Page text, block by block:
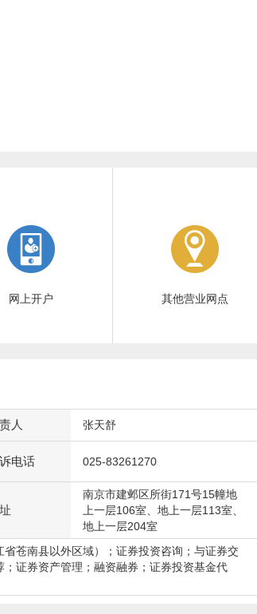
网上开户 其他营业网点
人 张天舒
电话 025-83261270
南京市建邺区所街171号15幢地
上一层106室、地上一层113室、
地上一层204室
苍南县以外区域）；证券投资咨询；与证券交
证券资产管理；融资融券；证券投资基金代